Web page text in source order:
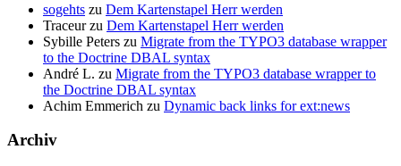
sogehts zu Dem Kartenstapel Herr werden
Traceurzu Dem Kartenstapel Herr werden
Sybille Peters zu Migrate from the TYPO3 database wrapper
to the Doctrine DBAL syntax
André L. zu Migrate from the TYPO3 database wrapper to
the Doctrine DBAL syntax
Achim Emmerich zu Dynamic back links for ext:news
Archiv